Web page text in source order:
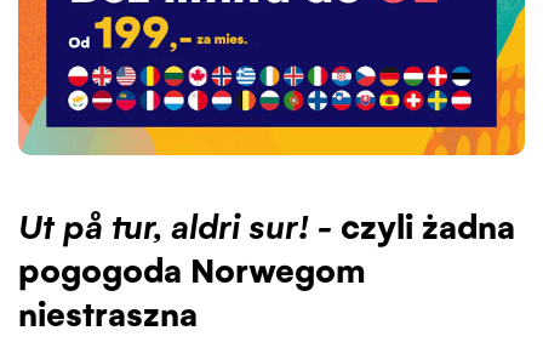
Ut på tur, aldri sur! - czyli żadna
pogogoda Norwegom
niestraszna